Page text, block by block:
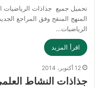
تحميل جميع جذاذات الرياضيات
المنهج المنقح وفق المراجع
الرياضيات…
اقرأ المزيد
12 أكتوبر، 2014